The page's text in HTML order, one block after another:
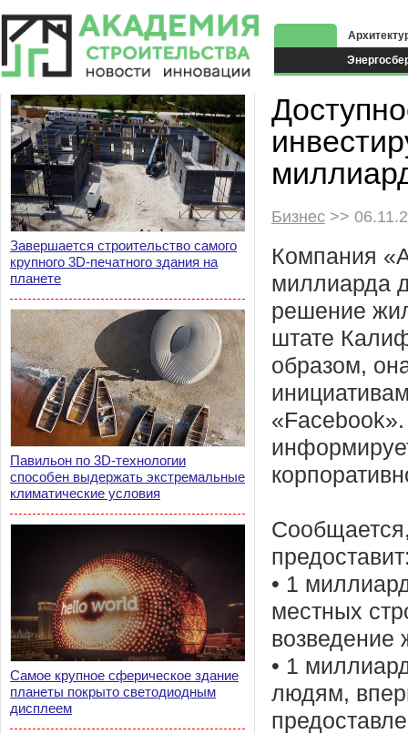
Завершается строительство самого
крупного 3D-печатного здания на
планете
Павильон по 3D-технологии
способен выдержать экстремальные
климатические условия
Самое крупное сферическое здание
планеты покрыто светодиодным
дисплеем
Бизнес >>
Компания
миллиарда
решение
штате
образом,
• 1
местных
возведение
• 1
людям,